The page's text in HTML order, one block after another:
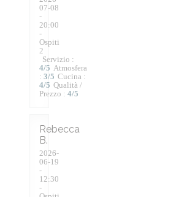
07-08
-
20:00
-
Ospiti
2
Servizio :
4/5 Atmosfera
: 3/5 Cucina :
4/5 Qualità /
Prezzo : 4/5
Rebecca
B
2026-
06-19
-
12:30
-